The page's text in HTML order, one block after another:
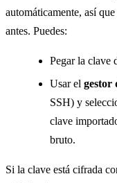
automáticamente, así
antes. Puedes:
Pegar la clave
Usar el gestor
SSH) y
clave
bruto.
Si la clave está cifrada